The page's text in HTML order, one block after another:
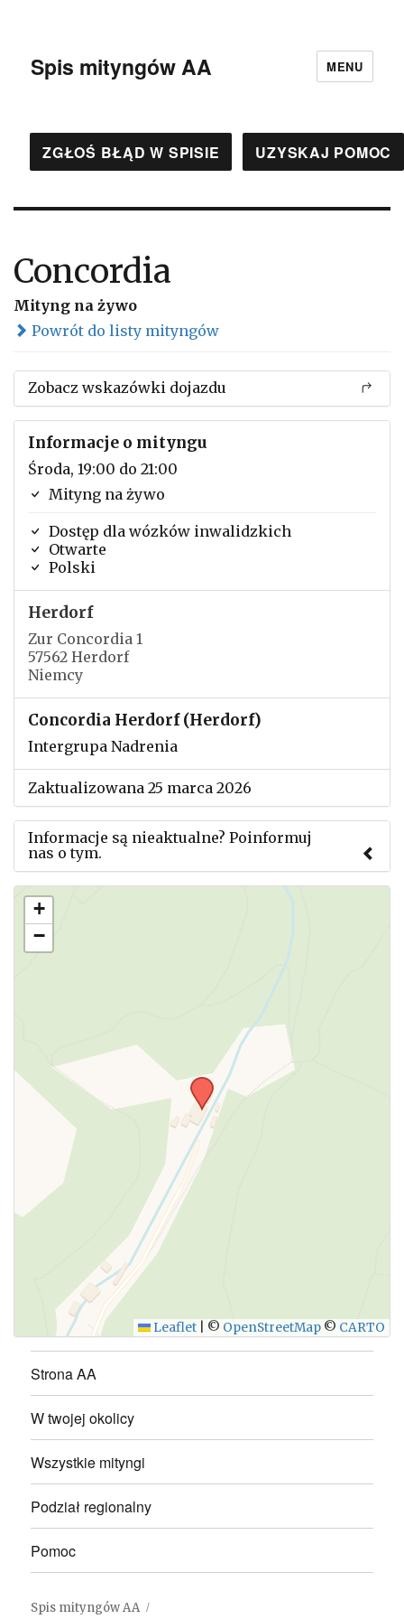
Spis mityngów AA MENU
ZGŁOŚ BŁĄD W SPISIE UZYSKAJ POMOC
Concordia
Mityng na żywo
Powrót do listy mityngów
Zobacz wskazówki dojazdu
Informacje o mityngu
Środa, 19:00 do 21:00
Mityng na żywo
Dostęp dla wózków inwalidzkich
Otwarte
Polski
Herdorf
Zur Concordia 1
57562 Herdorf
Niemcy
Concordia Herdorf (Herdorf)
Intergrupa Nadrenia
Zaktualizowana 25 marca 2026
Informacje są nieaktualne? Poinformuj
nas o tym.
Użyj tego formularza aby przesłać informację o
zmianach w powyższym mityngu.
+
−
Leaflet © OpenStreetMap © CARTO
Strona AA
W twojej okolicy
Wszystkie mityngi
Podział regionalny
Pomoc
Spis mityngów AA